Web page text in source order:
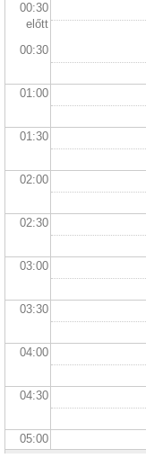
00:30
előtt
00:30
01:00
01:30
02:00
02:30
03:00
03:30
04:00
04:30
05:00